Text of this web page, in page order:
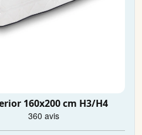
160x200 cm H3/H4